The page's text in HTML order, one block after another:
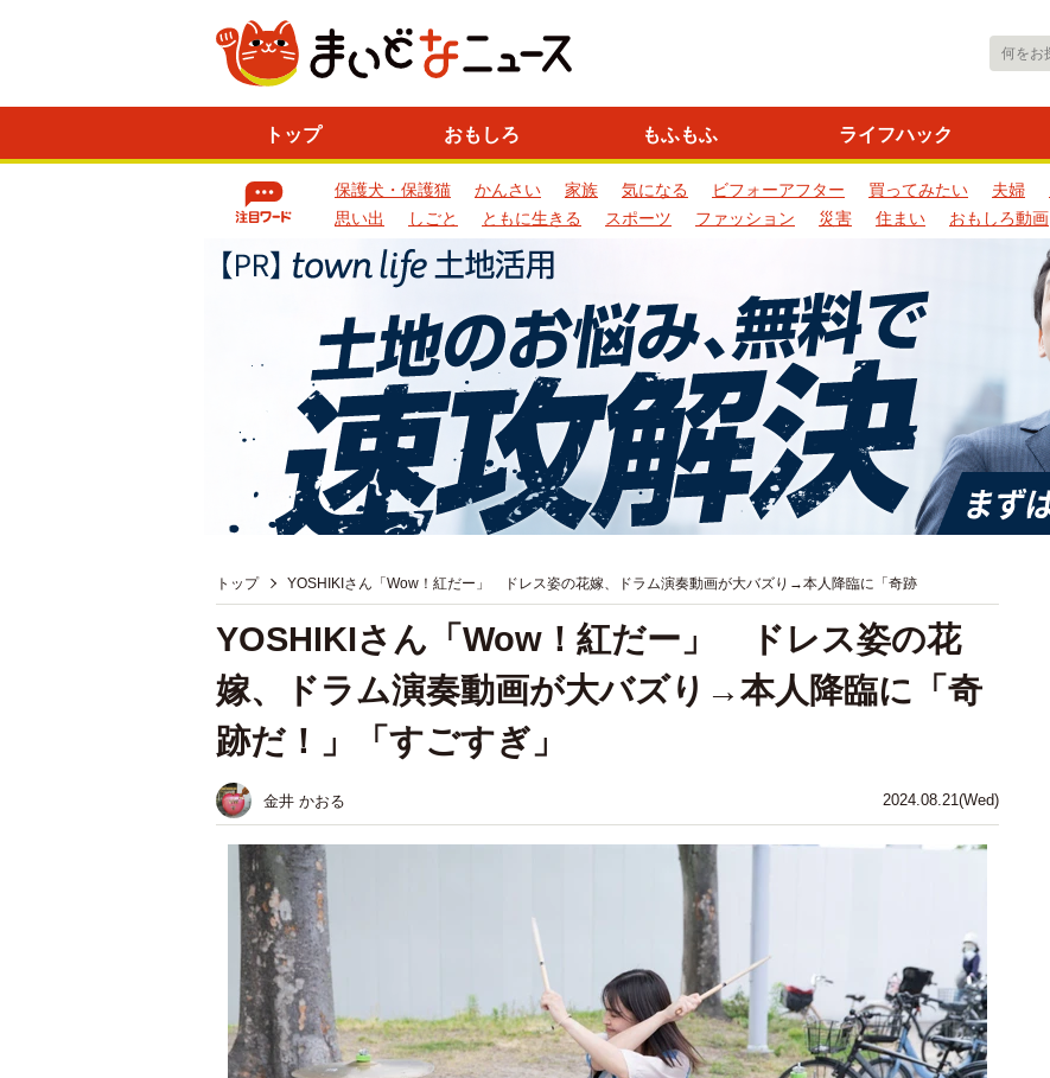
トップ おもしろ もふもふ ライフハック
保護犬・保護猫 かんさい 家族 気になる ビフォーアフター 買ってみたい 夫婦
思い出
しごと ともに生きる スポーツ ファッション 災害 住まい おもしろ動画
トップ YOSHIKIさん「Wow！紅だー」 ドレス姿の花嫁、ドラム演奏動画が大バズり→本人降臨に「奇跡
2024.08.21(Wed)
YOSHIKIさん「Wow！紅だー」 ドレス姿の花
嫁、ドラム演奏動画が大バズり→本人降臨に「奇
跡だ！」「すごすぎ」
金井 かおる